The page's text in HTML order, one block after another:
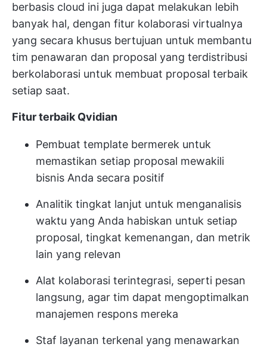
berbasis cloud ini juga dapat melakukan lebih
banyak hal, dengan fitur kolaborasi virtualnya
yang secara khusus bertujuan untuk membantu
tim penawaran dan proposal yang terdistribusi
berkolaborasi untuk membuat proposal terbaik
setiap saat.
Fitur terbaik Qvidian
Pembuat template bermerek untuk
memastikan setiap proposal mewakili
bisnis Anda secara positif
Analitik tingkat lanjut untuk menganalisis
waktu yang Anda habiskan untuk setiap
proposal, tingkat kemenangan, dan metrik
lain yang relevan
Alat kolaborasi terintegrasi, seperti pesan
langsung, agar tim dapat mengoptimalkan
manajemen respons mereka
Staf layanan terkenal yang menawarkan